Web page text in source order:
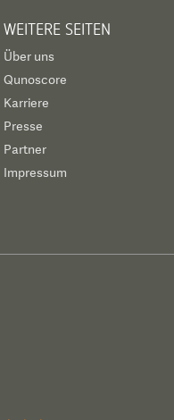
WEITERE SEITEN
Über uns
Qunoscore
Karriere
Presse
Partner
Impressum